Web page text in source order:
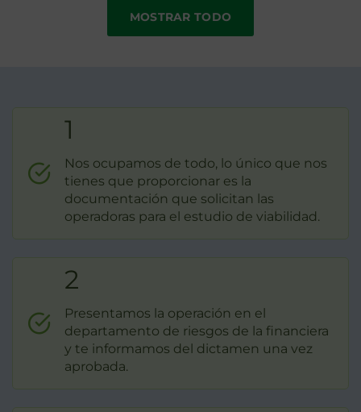
MOSTRAR TODO
1
Nos ocupamos de todo, lo único que nos
tienes que proporcionar es la
documentación que solicitan las
operadoras para el estudio de viabilidad.
2
Presentamos la operación en el
departamento de riesgos de la financiera
y te informamos del dictamen una vez
aprobada.